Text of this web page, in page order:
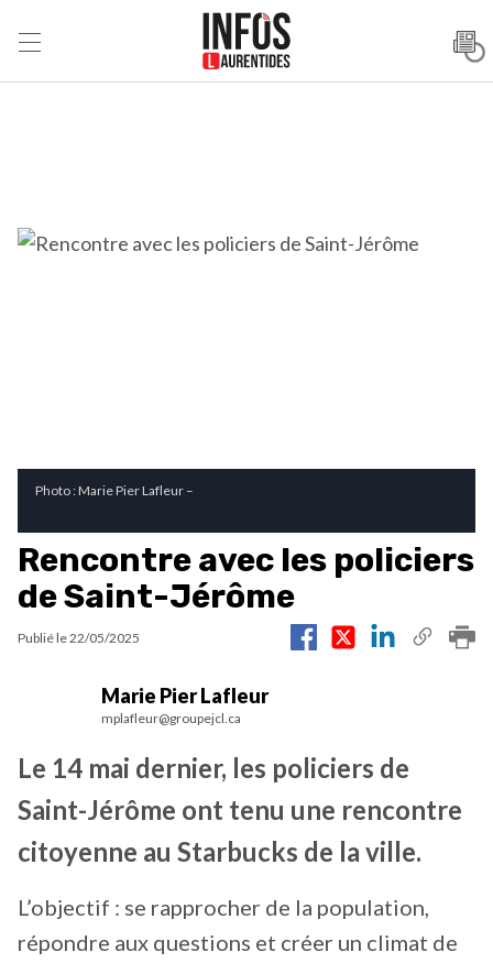
Photo : Marie Pier Lafleur –
Rencontre avec les policiers
de Saint-Jérôme
Publié le22/05/2025
Marie Pier Lafleur
mplafleur@groupejcl.ca
Le 14 mai dernier, les policiers de
Saint-Jérôme ont tenu une rencontre
citoyenne au Starbucks de la ville.
L’objectif : se rapprocher de la population,
répondre aux questions et créer un climat de